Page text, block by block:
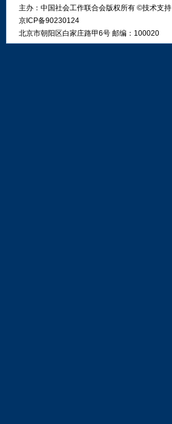
主办：中国社会工作联合会版权所有 ©技术支持
京ICP备90230124
北京市朝阳区白家庄路甲6号 邮编：100020